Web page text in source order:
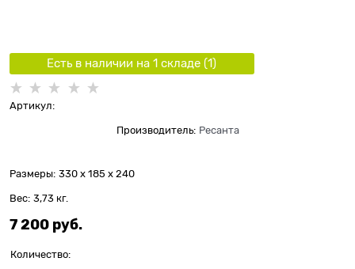
Есть в наличии на 1 складe (1)
Артикул:
Производитель: Ресанта
Размеры: 330 x 185 x 240
Вес: 3,73 кг.
7 200 руб.
Количество: